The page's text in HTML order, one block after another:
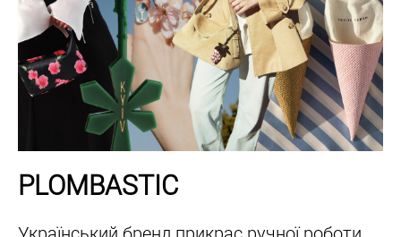
PLOMBASTIC